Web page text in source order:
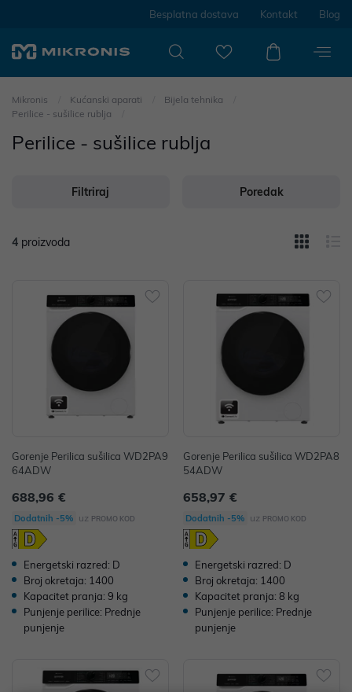
Besplatna dostava Kontakt Blog
Mikronis Kućanski aparati
Bijela tehnika
Perilice - sušilice rublja
Perilice - sušilice rublja
Filtriraj Poredak
4 proizvoda
Gorenje Perilica sušilica WD2PA9
64ADW
688,96 €
Dodatnih -5% uz PROMO KOD
Energetski razred: D
Broj okretaja: 1400
Kapacitet pranja: 9 kg
Punjenje perilice: Prednje
punjenje
Gorenje Perilica sušilica WD2PA8
54ADW
658,97 €
Dodatnih -5% uz PROMO KOD
Energetski razred: D
Broj okretaja: 1400
Kapacitet pranja: 8 kg
Punjenje perilice: Prednje
punjenje